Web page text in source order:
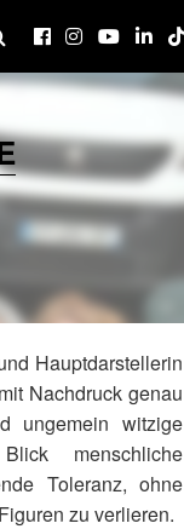
Hauptdarstellerin
Nachdruck genau
ungemein witzige
menschliche
Toleranz, ohne
zu verlieren.